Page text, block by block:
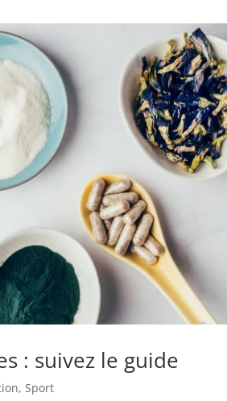
: suivez le guide
, Sport